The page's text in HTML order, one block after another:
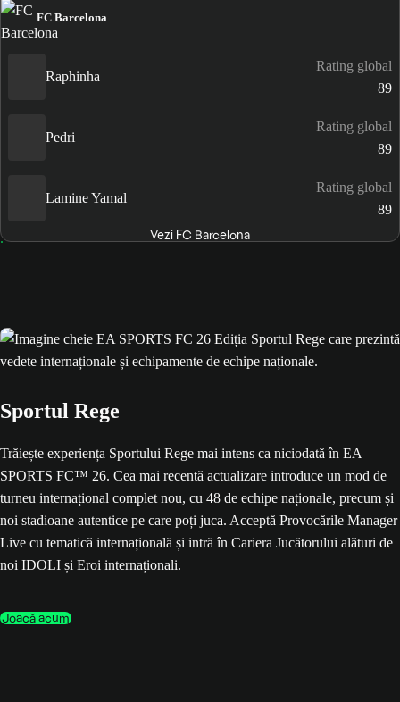
FC Barcelona
Raphinha
Rating global
89
Pedri
Rating global
89
Lamine Yamal
Rating global
89
Vezi FC Barcelona
Sportul Rege
Trăiește experiența Sportului Rege mai intens ca niciodată în EA
SPORTS FC™ 26. Cea mai recentă actualizare introduce un mod de
turneu internațional complet nou, cu 48 de echipe naționale, precum și
noi stadioane autentice pe care poți juca. Acceptă Provocările Manager
Live cu tematică internațională și intră în Cariera Jucătorului alături de
noi IDOLI și Eroi internaționali.
Joacă acum